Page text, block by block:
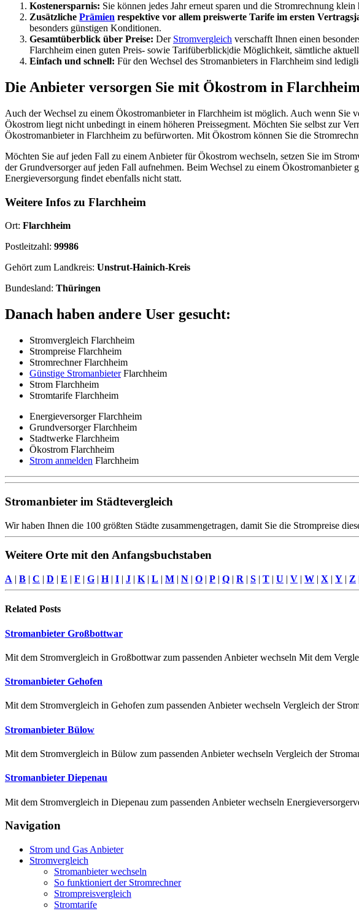
Kostenersparnis: Sie können jedes Jahr erneut sparen und die Stromrechnung
Zusätzliche Prämien respektive vor allem preiswerte Tarife im ersten
besonders günstigen Konditionen.
Gesamtüberblick über Preise: Der Stromvergleich verschafft Ihnen einen
Flarchheim einen guten Preis- sowie Tarifüberblick|die Möglichkeit, sämtliche
Einfach und schnell: Für den Wechsel des Stromanbieters in Flarchheim sind
Die Anbieter versorgen Sie mit Ökostrom in Flarchheim
Auch der Wechsel zu einem Ökostromanbieter in Flarchheim ist möglich. Auch wenn Sie
Ökostrom liegt nicht unbedingt in einem höheren Preissegment. Möchten Sie selbst zur
Ökostromanbieter in Flarchheim zu befürworten. Mit Ökostrom können Sie die
Möchten Sie auf jeden Fall zu einem Anbieter für Ökostrom wechseln, setzen Sie im
der Grundversorger auf jeden Fall aufnehmen. Beim Wechsel zu einem
Energieversorgung findet ebenfalls nicht statt.
Weitere Infos zu Flarchheim
Ort: Flarchheim
Postleitzahl: 99986
Gehört zum Landkreis: Unstrut-Hainich-Kreis
Bundesland: Thüringen
Danach haben andere User gesucht:
Stromvergleich Flarchheim
Strompreise Flarchheim
Stromrechner Flarchheim
Günstige StromanbieterFlarchheim
Strom Flarchheim
Stromtarife Flarchheim
Energieversorger Flarchheim
Grundversorger Flarchheim
Stadtwerke Flarchheim
Ökostrom Flarchheim
Strom anmelden Flarchheim
Stromanbieter im Städtevergleich
Wir haben Ihnen die 100 größten Städte zusammengetragen, damit Sie die Strompreise
Weitere Orte mit den Anfangsbuchstaben
A | B | C | D | E | F | G | H| I | J | K | L | M | N | O | P | Q | R | S | T | U | V | W | X | Y | Z
Related Posts
Stromanbieter Großbottwar
Mit dem Stromvergleich in Großbottwar zum passenden Anbieter wechseln Mit dem
Stromanbieter Gehofen
Mit dem Stromvergleich in Gehofen zum passenden Anbieter wechseln Vergleich der
Stromanbieter Bülow
Mit dem Stromvergleich in Bülow zum passenden Anbieter wechseln Vergleich der
Stromanbieter Diepenau
Mit dem Stromvergleich in Diepenau zum passenden Anbieter wechseln
Navigation
Strom und Gas Anbieter
Stromvergleich
Stromanbieter wechseln
So funktioniert der Stromrechner
Strompreisvergleich
Stromtarife